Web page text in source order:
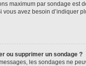
maximum par sondage est
vous avez besoin d’indiquer
ou supprimer un sondage ?
les sondages ne